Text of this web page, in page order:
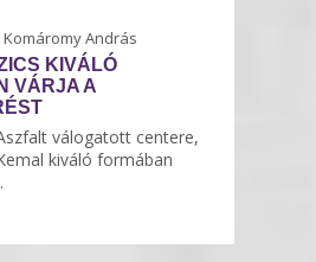
Komáromy András
KIVÁLÓ
VÁRJA A
válogatott centere,
kiváló formában